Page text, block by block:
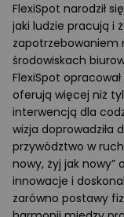
FlexiSpot narodził
jaki ludzie pracują i
zapotrzebowaniem
środowiskach
FlexiSpot
oferują więcej niż
interwencją dla
wizja doprowadziła
przywództwo w
nowy, żyj jak nowy”
innowacje i
zarówno postawy